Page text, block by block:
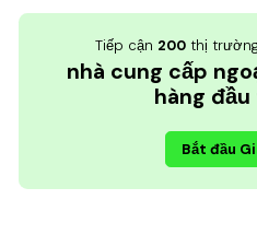
Tiếp cận 200 thị
nhà cung cấp
hàng
Bắt đầu